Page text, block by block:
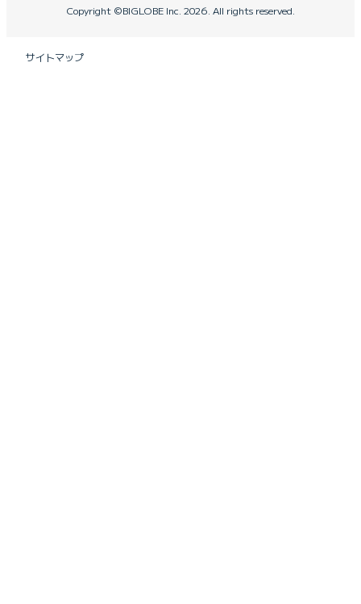
Copyright ©BIGLOBE Inc. 2026. All rights reserved.
サイトマップ